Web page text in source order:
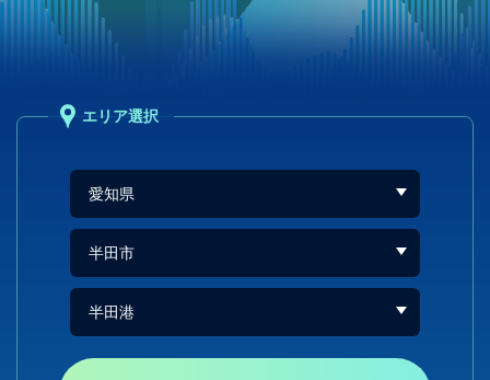
エリア選択